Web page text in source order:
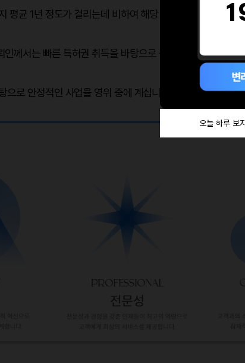
평균 1년 정도가 걸리는데 비하여 해당 건은 상당히 신속하
인께서는 빠른 특허권 취득을 바탕으로 신속한 사업 진행을
로 안정적인 사업을 영위 중에 계십니다.